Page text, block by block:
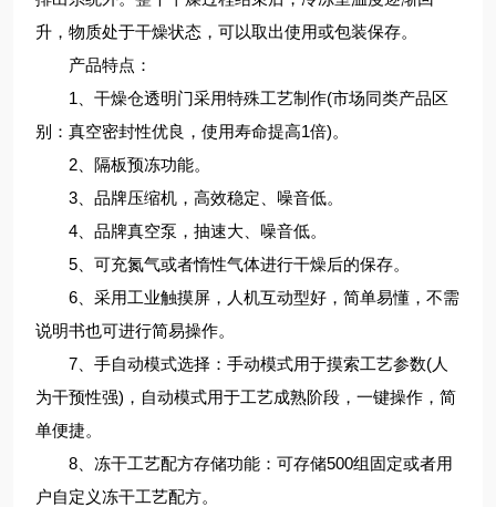
升，物质处于干燥状态，可以取出使用或包装保存。
产品特点：
1、干燥仓透明门采用特殊工艺制作(市场同类产品区
别：真空密封性优良，使用寿命提高1倍)。
2、隔板预冻功能。
3、品牌压缩机，高效稳定、噪音低。
4、品牌真空泵，抽速大、噪音低。
5、可充氮气或者惰性气体进行干燥后的保存。
6、采用工业触摸屏，人机互动型好，简单易懂，不需
说明书也可进行简易操作。
7、手自动模式选择：手动模式用于摸索工艺参数(人
为干预性强)，自动模式用于工艺成熟阶段，一键操作，简
单便捷。
8、冻干工艺配方存储功能：可存储500组固定或者用
户自定义冻干工艺配方。